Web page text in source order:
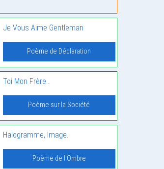
Je Vous Aime Gentleman
Poème de Déclaration
Toi Mon Frère…
Poème sur la Société
Halogramme, Image.
Poème de l'Ombre